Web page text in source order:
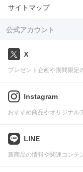
サイトマップ
公式アカウント
X
プレゼント企画や期間限定
Instagram
おすすめ商品やオリジナル
LINE
新商品の情報や関連コンテ